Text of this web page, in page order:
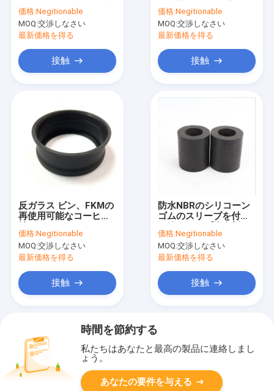
ムのスリーブを付ける
こと
価格:Negitionable
MOQ:交渉しなさい
最新価格を得る
接触
価格:Negitionable
MOQ:交渉しなさい
最新価格を得る
接触
反ガラス ビン、FKMの
再使用可能なコーヒー
のシリコーンの袖を沸
騰させなさい
価格:Negitionable
MOQ:交渉しなさい
最新価格を得る
接触
防水NBRのシリコーン
ゴムのスリーブを付け
価格:Negitionable
MOQ:交渉しなさい
最新価格を得る
接触
時間を節約する
私たちはあなたと最高の製品に連絡しまし
ょう。
あなたの要件を与える